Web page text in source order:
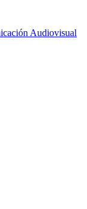
Audiovisual